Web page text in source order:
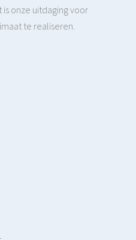
onze uitdaging voor
te realiseren.